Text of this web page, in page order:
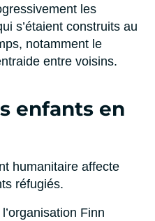
les
s’étaient construits au
notamment le
entre voisins.
enfants en
humanitaire affecte
réfugiés.
Finn